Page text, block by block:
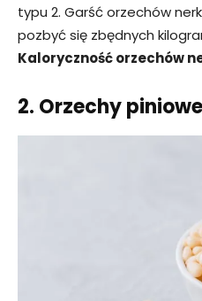
typu 2. Garść orzechów
pozbyć się zbędnych
Kaloryczność orzechów
2. Orzechy piniowe